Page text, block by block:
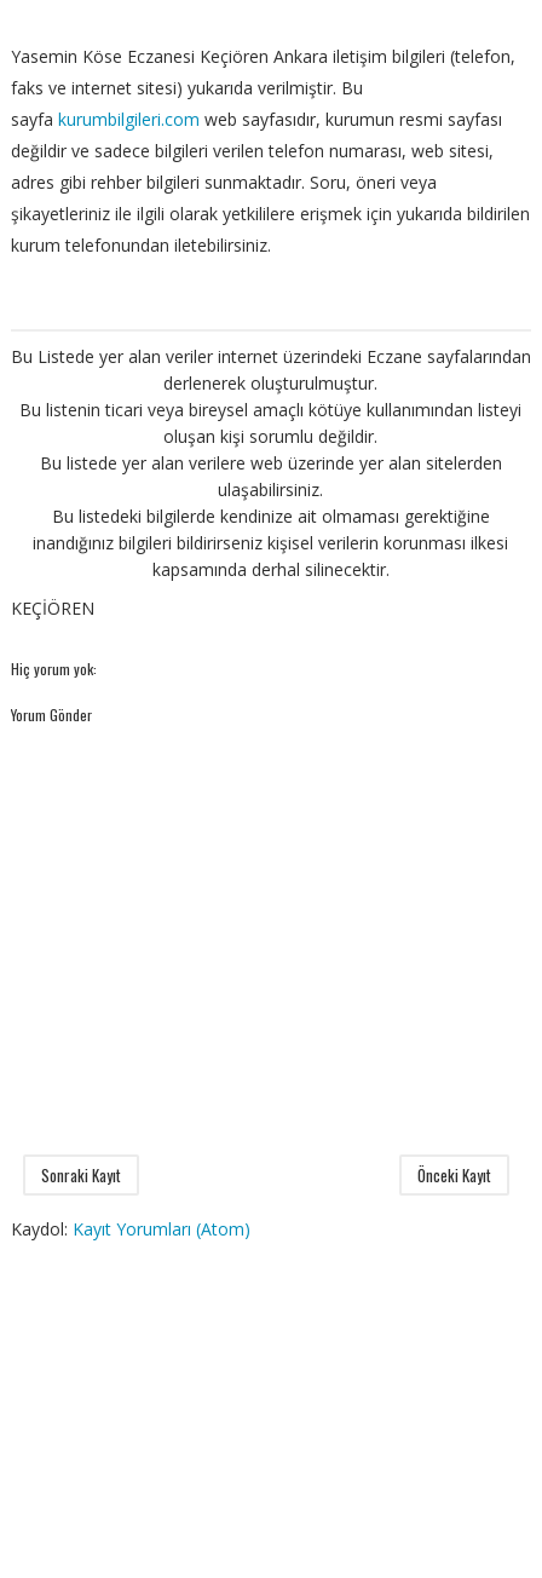
Yasemin Köse Eczanesi Keçiören Ankara iletişim bilgileri (telefon,
faks ve internet sitesi) yukarıda verilmiştir. Bu
sayfa kurumbilgileri.com web sayfasıdır, kurumun resmi sayfası
değildir ve sadece bilgileri verilen telefon numarası, web sitesi,
adres gibi rehber bilgileri sunmaktadır. Soru, öneri veya
şikayetleriniz ile ilgili olarak yetkililere erişmek için yukarıda bildirilen
kurum telefonundan iletebilirsiniz.
Bu Listede yer alan veriler internet üzerindeki Eczane sayfalarından
derlenerek oluşturulmuştur.
Bu listenin ticari veya bireysel amaçlı kötüye kullanımından listeyi
oluşan kişi sorumlu değildir.
Bu listede yer alan verilere web üzerinde yer alan sitelerden
ulaşabilirsiniz.
Bu listedeki bilgilerde kendinize ait olmaması gerektiğine
inandığınız bilgileri bildirirseniz kişisel verilerin korunması ilkesi
kapsamında derhal silinecektir.
KEÇİÖREN
Hiç yorum yok:
Yorum Gönder
Sonraki Kayıt Önceki Kayıt
Kaydol: Kayıt Yorumları (Atom)